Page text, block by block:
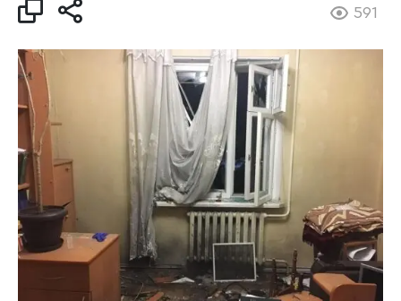
591